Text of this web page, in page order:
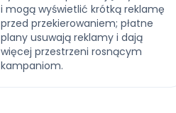
i mogą wyświetlić krótką reklamę
przed przekierowaniem; płatne
plany usuwają reklamy i dają
więcej przestrzeni rosnącym
kampaniom.